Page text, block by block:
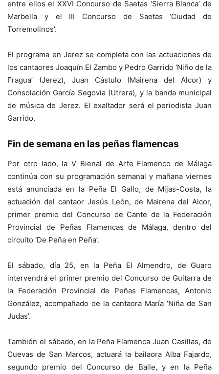
entre ellos el XXVI Concurso de Saetas ‘Sierra Blanca’ de
Marbella y el III Concurso de Saetas ‘Ciudad de
Torremolinos’.
El programa en Jerez se completa con las actuaciones de
los cantaores Joaquín El Zambo y Pedro Garrido ‘Niño de la
Fragua’ (Jerez), Juan Cástulo (Mairena del Alcor) y
Consolación García Segovia (Utrera), y la banda municipal
de música de Jerez. El exaltador será el periodista Juan
Garrido.
Fin de semana en las peñas flamencas
Por otro lado, la V Bienal de Arte Flamenco de Málaga
continúa con su programación semanal y mañana viernes
está anunciada en la Peña El Gallo, de Mijas-Costa, la
actuación del cantaor Jesús León, de Mairena del Alcor,
primer premio del Concurso de Cante de la Federación
Provincial de Peñas Flamencas de Málaga, dentro del
circuito ‘De Peña en Peña’.
El sábado, día 25, en la Peña El Almendro, de Guaro
intervendrá el primer premio del Concurso de Guitarra de
la Federación Provincial de Peñas Flamencas, Antonio
González, acompañado de la cantaora María ‘Niña de San
Judas’.
También el sábado, en la Peña Flamenca Juan Casillas, de
Cuevas de San Marcos, actuará la bailaora Alba Fajardo,
segundo premio del Concurso de Baile, y en la Peña